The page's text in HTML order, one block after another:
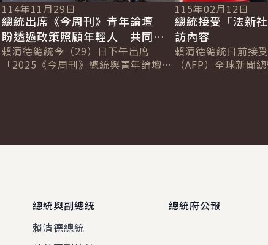
114年11月29日
總統出席《今周刊》青年論壇
盼透過政策照顧年輕人 共同努
力讓未來的臺灣比現在更好
賴清德總統今（29）日下午出席
「2025《今周刊》總統與青年論壇
115年02月12日
總統接受「法新
訪內容
賴清德總統日前接受
（AFP）全球新聞
總統與副總統
賴清德總統
總統府公報